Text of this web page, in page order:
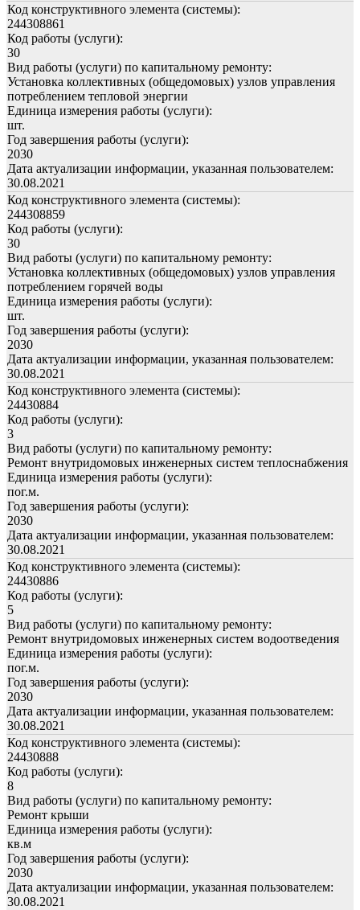
Код конструктивного элемента (системы):
244308861
Код работы (услуги):
30
Вид работы (услуги) по капитальному ремонту:
Установка коллективных (общедомовых) узлов управления
потреблением тепловой энергии
Единица измерения работы (услуги):
шт.
Год завершения работы (услуги):
2030
Дата актуализации информации, указанная пользователем:
30.08.2021
Код конструктивного элемента (системы):
244308859
Код работы (услуги):
30
Вид работы (услуги) по капитальному ремонту:
Установка коллективных (общедомовых) узлов управления
потреблением горячей воды
Единица измерения работы (услуги):
шт.
Год завершения работы (услуги):
2030
Дата актуализации информации, указанная пользователем:
30.08.2021
Код конструктивного элемента (системы):
24430884
Код работы (услуги):
3
Вид работы (услуги) по капитальному ремонту:
Ремонт внутридомовых инженерных систем теплоснабжения
Единица измерения работы (услуги):
пог.м.
Год завершения работы (услуги):
2030
Дата актуализации информации, указанная пользователем:
30.08.2021
Код конструктивного элемента (системы):
24430886
Код работы (услуги):
5
Вид работы (услуги) по капитальному ремонту:
Ремонт внутридомовых инженерных систем водоотведения
Единица измерения работы (услуги):
пог.м.
Год завершения работы (услуги):
2030
Дата актуализации информации, указанная пользователем:
30.08.2021
Код конструктивного элемента (системы):
24430888
Код работы (услуги):
8
Вид работы (услуги) по капитальному ремонту:
Ремонт крыши
Единица измерения работы (услуги):
кв.м
Год завершения работы (услуги):
2030
Дата актуализации информации, указанная пользователем:
30.08.2021